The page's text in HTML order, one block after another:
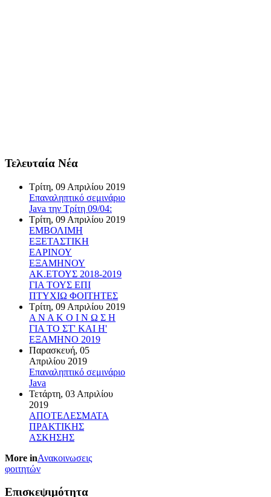
Τελευταία Νέα
Τρίτη, 09 Απριλίου 2019
Επαναληπτικό σεμινάριο
Java την Τρίτη 09/04:
Τρίτη, 09 Απριλίου 2019
ΕΜΒΟΛΙΜΗ
ΕΞΕΤΑΣΤΙΚΗ
ΕΑΡΙΝΟΥ
ΕΞΑΜΗΝΟΥ
ΑΚ.ΕΤΟΥΣ 2018-2019
ΓΙΑ ΤΟΥΣ ΕΠΙ
ΠΤΥΧΙΩ ΦΟΙΤΗΤΕΣ
Τρίτη, 09 Απριλίου 2019
Α Ν Α Κ Ο Ι Ν Ω Σ Η
ΓΙΑ ΤΟ ΣΤ' ΚΑΙ Η'
ΕΞΑΜΗΝΟ 2019
Παρασκευή, 05
Απριλίου 2019
Επαναληπτικό σεμινάριο
Java
Τετάρτη, 03 Απριλίου
2019
ΑΠΟΤΕΛΕΣΜΑΤΑ
ΠΡΑΚΤΙΚΗΣ
ΑΣΚΗΣΗΣ
More inΑνακοινωσεις
φοιτητών
Επισκεψιμότητα